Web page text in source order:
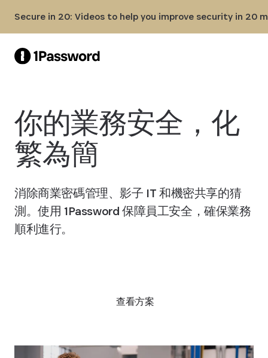
Secure in 20: Videos to help you improve security in 20
你的業務安全，化
繁為簡
消除商業密碼管理、影子 IT 和機密共享的猜
測。使用 1Password 保障員工安全，確保業務
順利進行。
查看方案